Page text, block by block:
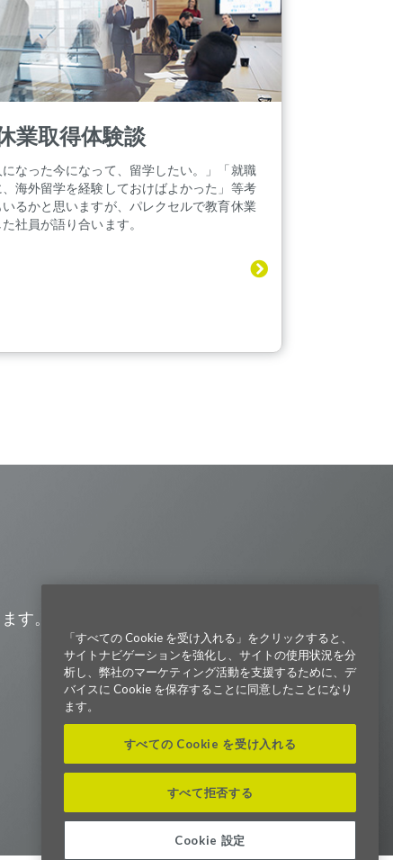
業取得体験談
になった今になって、留学したい。」「就職
海外留学を経験しておけばよかった」等考
いるかと思いますが、パレクセルで教育休業
社員が語り合います。
す。また、会社の最新ニュー
東京本社 〒104-0033 東京都中央区
新川1-21-2 茅場町タワー13F/16F
Phone (03) 5931 2953
大阪市中央区今橋2−5−8
トレードピア淀屋橋18F
「すべての Cookie を受け入れる」をクリックすると、
サイトナビゲーションを強化し、サイトの使用状況を分
析し、弊社のマーケティング活動を支援するために、デ
バイスに Cookie を保存することに同意したことになり
ます。
すべての Cookie を受け入れる
すべて拒否する
Cookie 設定